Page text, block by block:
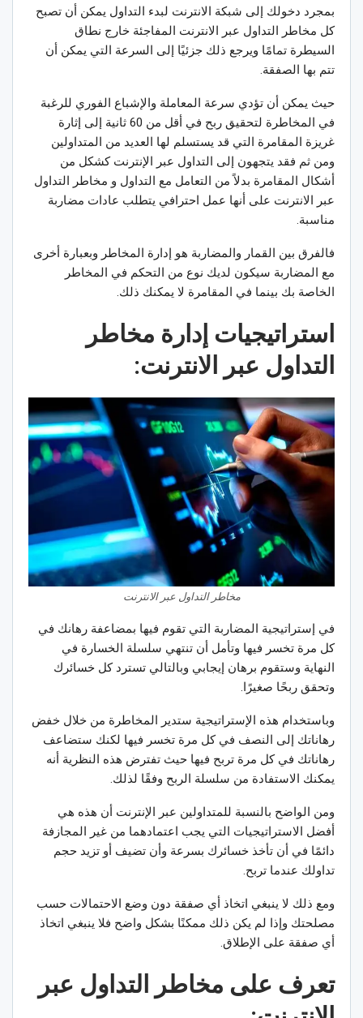
بمجرد دخولك إلى شبكة الانترنت لبدء التداول يمكن أن تصبح
كل مخاطر التداول عبر الانترنت المفاجئة خارج نطاق
السيطرة تمامًا ويرجع ذلك جزئيًا إلى السرعة التي يمكن أن
تتم بها الصفقة.
حيث يمكن أن تؤدي سرعة المعاملة والإشباع الفوري للرغبة
في المخاطرة لتحقيق ربح في أقل من 60 ثانية إلى إثارة
غريزة المقامرة التي قد يستسلم لها العديد من المتداولين
ومن ثم فقد يتجهون إلى التداول عبر الإنترنت كشكل من
أشكال المقامرة بدلاً من التعامل مع التداول و مخاطر التداول
عبر الانترنت على أنها عمل احترافي يتطلب عادات مضاربة
مناسبة.
فالفرق بين القمار والمضاربة هو إدارة المخاطر وبعبارة أخرى
مع المضاربة سيكون لديك نوع من التحكم في المخاطر
الخاصة بك بينما في المقامرة لا يمكنك ذلك.
استراتيجيات إدارة مخاطر
التداول عبر الانترنت:
مخاطر التداول عبر الانترنت
في إستراتيجية المضاربة التي تقوم فيها بمضاعفة رهانك في
كل مرة تخسر فيها وتأمل أن تنتهي سلسلة الخسارة في
النهاية وستقوم برهان إيجابي وبالتالي تسترد كل خسائرك
وتحقق ربحًا صغيرًا.
وباستخدام هذه الإستراتيجية ستدير المخاطرة من خلال خفض
رهاناتك إلى النصف في كل مرة تخسر فيها لكنك ستضاعف
رهاناتك في كل مرة تربح فيها حيث تفترض هذه النظرية أنه
يمكنك الاستفادة من سلسلة الربح وفقًا لذلك.
ومن الواضح بالنسبة للمتداولين عبر الإنترنت أن هذه هي
أفضل الاستراتيجيات التي يجب اعتمادهما من غير المجازفة
دائمًا في أن تأخذ خسائرك بسرعة وأن تضيف أو تزيد حجم
تداولك عندما تربح.
ومع ذلك لا ينبغي اتخاذ أي صفقة دون وضع الاحتمالات حسب
مصلحتك وإذا لم يكن ذلك ممكنًا بشكل واضح فلا ينبغي اتخاذ
أي صفقة على الإطلاق.
تعرف على مخاطر التداول عبر